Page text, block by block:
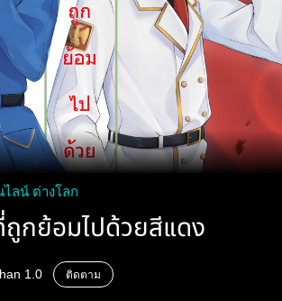
ลน์ ต่างโลก
ถูกย้อมไปด้วยสีแดง
1.0 ติดตาม